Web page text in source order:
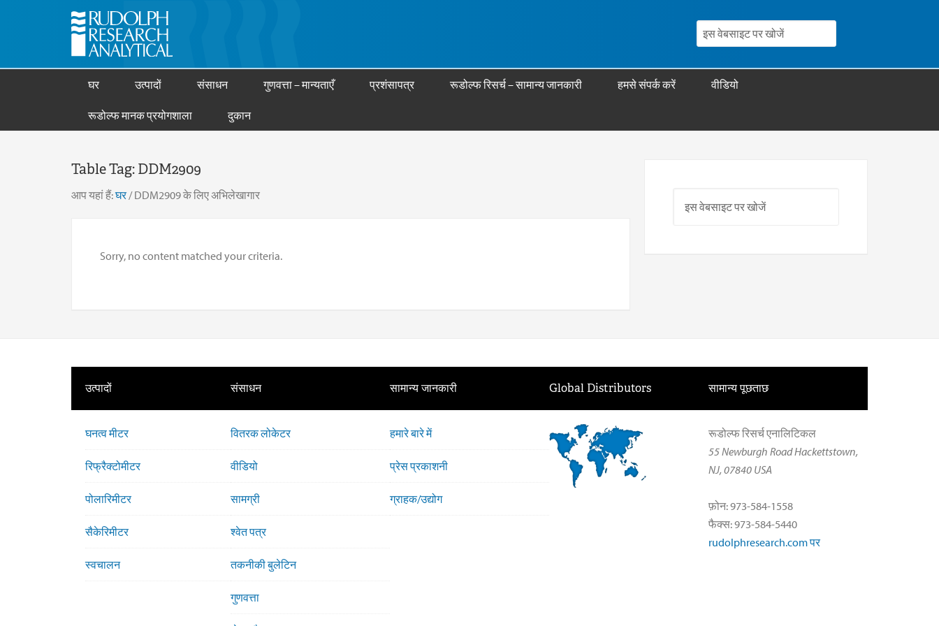
घर उत्पादों संसाधन गुणवत्ता – मान्यताएँ प्रशंसापत्र रूडोल्फ रिसर्च – सामान्य जानकारी हमसे संपर्क करें वीडियो
रूडोल्फ मानक प्रयोगशाला दुकान
Table Tag:DDM2909
आप यहां हैं:घर /DDM2909 के लिए अभिलेखागार
Sorry, no content matched your criteria.
उत्पादों
घनत्व मीटर
रिफ्रैक्टोमीटर
पोलारिमीटर
सैकेरिमीटर
स्वचालन
संसाधन
वितरक लोकेटर
वीडियो
सामग्री
श्वेत पत्र
तकनीकी बुलेटिन
गुणवत्ता
सामान्य जानकारी
हमारे बारे में
प्रेस प्रकाशनी
ग्राहक/उद्योग
Global Distributors सामान्य पूछताछ
रूडोल्फ रिसर्च एनालिटिकल
55 Newburgh Road Hackettstown,
NJ, 07840 USA
फ़ोन: 973-584-1558
फैक्स: 973-584-5440
rudolphresearch.com पर